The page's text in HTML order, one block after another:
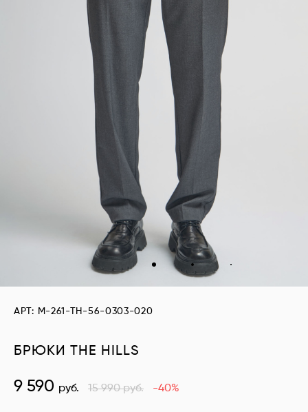
БРЮКИ THE HILLS
АРТ: M-261-TH-56-0303-020
9 590 руб. 15 990руб. -40%